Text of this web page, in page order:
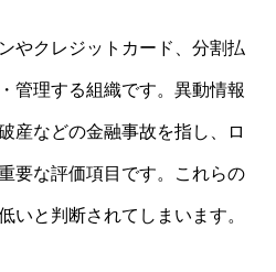
やクレジットカード、分割払
管理する組織です。異動情報
産などの金融事故を指し、ロ
要な評価項目です。これらの
いと判断されてしまいます。